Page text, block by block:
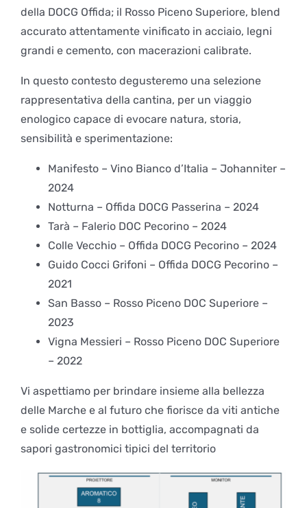
della DOCG Offida; il Rosso Piceno Superiore, blend
accurato attentamente vinificato in acciaio, legni
grandi e cemento, con macerazioni calibrate.
In questo contesto degusteremo una selezione
rappresentativa della cantina, per un viaggio
enologico capace di evocare natura, storia,
sensibilità e sperimentazione:
Manifesto – Vino Bianco d’Italia – Johanniter –
2024
Notturna – Offida DOCG Passerina – 2024
Tarà – Falerio DOC Pecorino – 2024
Colle Vecchio – Offida DOCG Pecorino – 2024
Guido Cocci Grifoni – Offida DOCG Pecorino –
2021
San Basso – Rosso Piceno DOC Superiore –
2023
Vigna Messieri – Rosso Piceno DOC Superiore
– 2022
Vi aspettiamo per brindare insieme alla bellezza
delle Marche e al futuro che fiorisce da viti antiche
e solide certezze in bottiglia, accompagnati da
sapori gastronomici tipici del territorio